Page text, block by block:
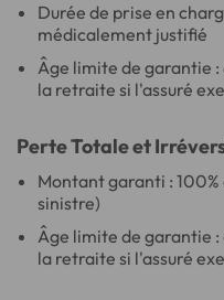
Durée de prise en
médicalement justifié
Âge limite de garantie :
la retraite si l'assuré
Perte Totale et
Montant garanti :
sinistre)
Âge limite de garantie :
la retraite si l'assuré